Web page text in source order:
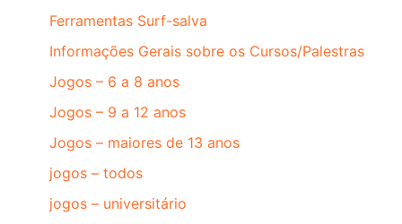
Ferramentas Surf-salva
Informações Gerais sobre os Cursos/Palestras
Jogos – 6 a 8 anos
Jogos – 9 a 12 anos
Jogos – maiores de 13 anos
jogos – todos
jogos – universitário